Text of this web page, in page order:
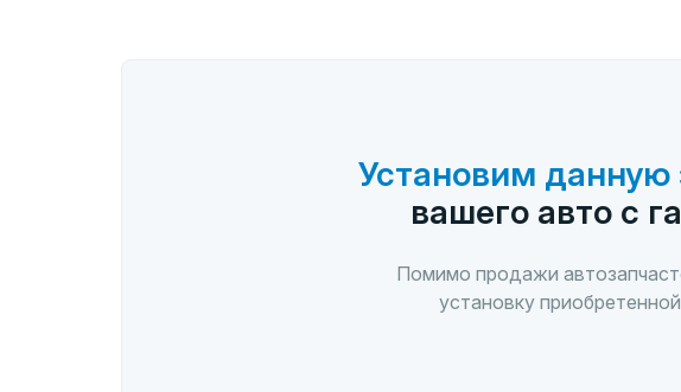
Установим данную
вашего авто с
Помимо продажи
установку